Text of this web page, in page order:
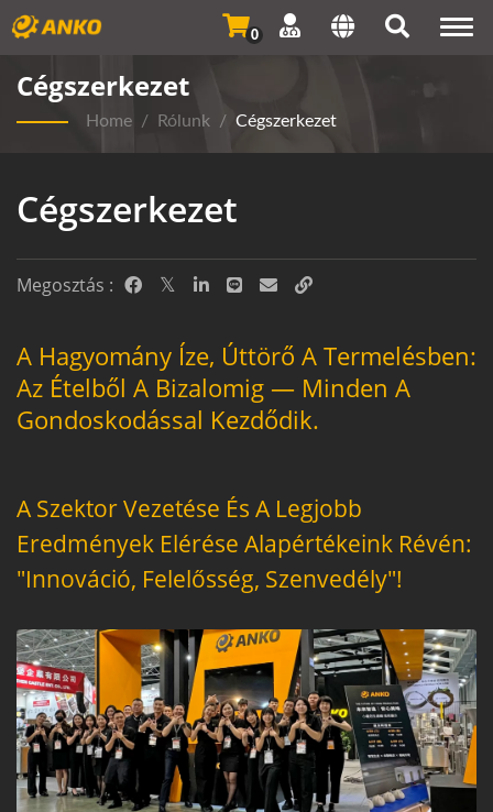
0
Cégszerkezet
Home / Rólunk / Cégszerkezet
Cégszerkezet
Megosztás :
A Hagyomány Íze, Úttörő A Termelésben:
Az Ételből A Bizalomig — Minden A
Gondoskodással Kezdődik.
A Szektor Vezetése És A Legjobb
Eredmények Elérése Alapértékeink Révén:
"Innováció, Felelősség, Szenvedély"!